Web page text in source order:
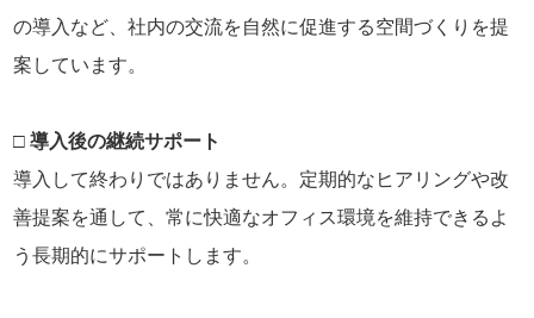
の導入など、社内の交流を自然に促進する空間づくりを提
案しています。
□ 導入後の継続サポート
導入して終わりではありません。定期的なヒアリングや改
善提案を通して、常に快適なオフィス環境を維持できるよ
う長期的にサポートします。